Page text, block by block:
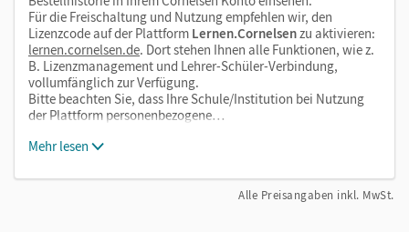
Für die Freischaltung und Nutzung empfehlen wir, den
Lizenzcode auf der Plattform Lernen.Cornelsenzu aktivieren:
lernen.cornelsen.de. Dort stehen Ihnen alle Funktionen, wie z.
B. Lizenzmanagement und Lehrer-Schüler-Verbindung,
vollumfänglich zur Verfügung.
Bitte beachten Sie, dass Ihre Schule/Institution bei Nutzung
der Plattform personenbezogene…
Mehr lesen
Alle Preisangaben inkl. MwSt.